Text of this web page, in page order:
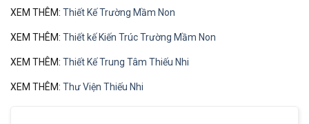
XEM THÊM: Thiết Kế Trường Mầm Non
XEM THÊM: Thiết kế Kiến Trúc Trường Mầm Non
XEM THÊM: Thiết Kế Trung Tâm Thiếu Nhi
XEM THÊM: Thư Viện Thiếu Nhi